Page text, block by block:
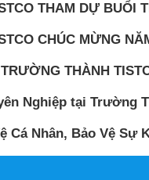
THAM DỰ BUỔI
CHÚC MỪNG
THÀNH
Nghiệp tại Trường
Cá Nhân, Bảo Vệ Sự